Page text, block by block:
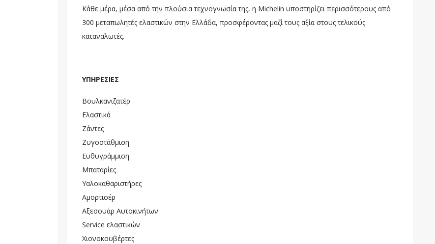
Κάθε μέρα, μέσα από την πλούσια τεχνογνωσία της, η Michelin υποστηρίζει περισσότερους από
300 μεταπωλητές ελαστικών στην Ελλάδα, προσφέροντας μαζί τους αξία στους τελικούς
καταναλωτές.
ΥΠΗΡΕΣΙΕΣ
Βουλκανιζατέρ
Ελαστικά
Ζάντες
Ζυγοστάθμιση
Ευθυγράμμιση
Μπαταρίες
Υαλοκαθαριστήρες
Αμορτισέρ
Αξεσουάρ Αυτοκινήτων
Service ελαστικών
Χιονοκουβέρτες